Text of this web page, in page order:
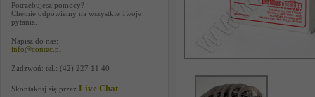
Potrzebujesz pomocy?
Chętnie odpowiemy na wszystkie Twoje
pytania.
Napisz do nas:
info@contec.pl
Zadzwoń: tel.: (42) 227 11 40
Skontaktuj się przez Live Chat